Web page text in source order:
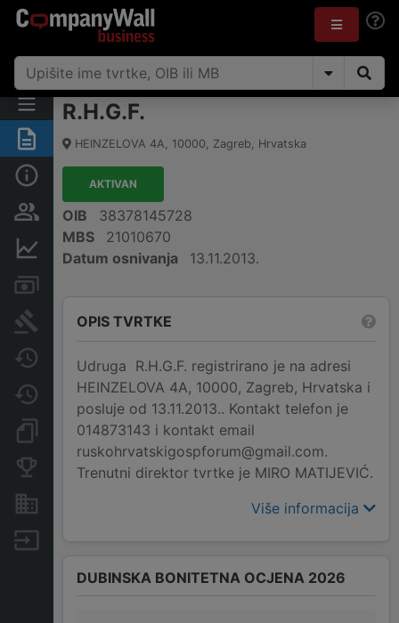
Sažetak
Osobe i vlasništvo
Sudske objave
Javne nabavke
Promjene
Dokumenti i objave
Konkurentske tvrtke
Izvoz
R.H.G.F.
HEINZELOVA 4A, 10000, Zagreb, Hrvatska
AKTIVAN
OIB
38378145728
MBS
21010670
Datum osnivanja
13.11.2013.
OPIS TVRTKE
Udruga R.H.G.F. registrirano je na adresi
HEINZELOVA 4A, 10000, Zagreb, Hrvatska i
posluje od 13.11.2013.. Kontakt telefon je
014873143 i kontakt email
ruskohrvatskigospforum@gmail.com.
Trenutni direktor tvrtke je MIRO MATIJEVIĆ.
Više informacija
DUBINSKA BONITETNA OCJENA 2026